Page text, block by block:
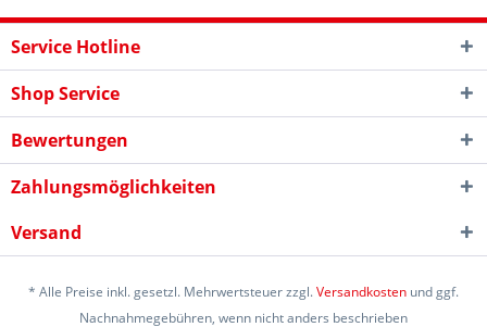
Service Hotline
Shop Service
Bewertungen
Zahlungsmöglichkeiten
Versand
* Alle Preise inkl. gesetzl. Mehrwertsteuer zzgl.Versandkosten und ggf.
Nachnahmegebühren, wenn nicht anders beschrieben